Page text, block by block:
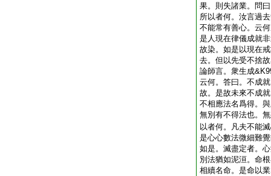
果。則失諸業。問
所以者何。汝言過
不能常有善心。云
是人現在律儀成就
故染。如是以現在
去。但以先受不捨
論師言。衆生成
云何。答曰。不成
故。是故未來不成
不相應法名爲得。
無別有不得法也。
以者何。凡夫不能
是心心數法微細難
如是。滅盡定者。
別法猶如泥洹。命
相續名命。是命以